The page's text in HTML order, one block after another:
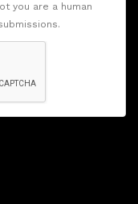
you are a human